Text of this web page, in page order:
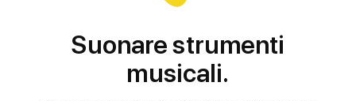
Suonare strumenti
musicali.